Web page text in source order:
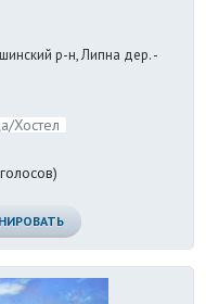
р-н, Липна дер. -
Хостел